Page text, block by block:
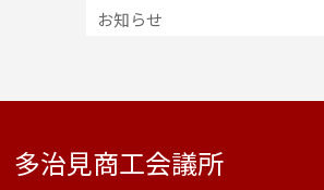
お知らせ
多治見商工会議所